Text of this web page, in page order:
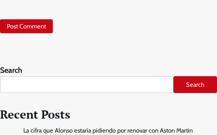
Search
Search
Recent Posts
La cifra que Alonso estaría pidiendo por renovar con Aston Martin